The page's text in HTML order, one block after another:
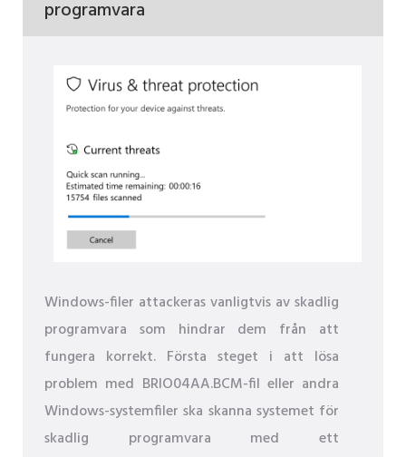
programvara
Windows-filer attackeras vanligtvis av skadlig
programvara som hindrar dem från att
fungera korrekt. Första steget i att lösa
problem med BRIO04AA.BCM-fil eller andra
Windows-systemfiler ska skanna systemet för
skadlig programvara med ett